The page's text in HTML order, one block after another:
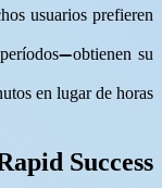
usuarios prefieren
su
en lugar de horas.
Success